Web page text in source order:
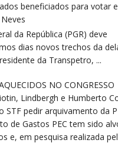
beneficiados para votar
da República (PGR) deve
dias novos trechos da
da Transpetro, ...
NO CONGRESSO
Lindbergh e Humberto
STF pedir arquivamento da
de Gastos PEC tem sido
e, em pesquisa realizada